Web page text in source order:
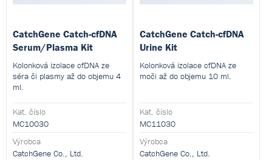
CatchGene Catch-cfDNA
Serum/Plasma Kit
Kolonková izolace cfDNA ze
séra či plasmy až do objemu 4
ml.
Kat. číslo
MC10030
Výrobca
CatchGene Co., Ltd.
CatchGene Catch-cfDNA
Urine Kit
Kolonková izolace cfDNA ze
moči až do objemu 10 ml.
Kat. číslo
MC11030
Výrobca
CatchGene Co., Ltd.